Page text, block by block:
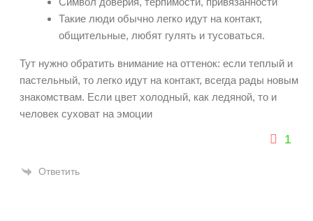
Такие люди обычно легко идут на контакт,
общительные, любят гулять и тусоваться.
Тут нужно обратить внимание на оттенок: если теплый и
пастельный, то легко идут на контакт, всегда рады новым
знакомствам. Если цвет холодный, как ледяной, то и
человек суховат на эмоции
1
Ответить